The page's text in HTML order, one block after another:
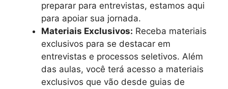
preparar para entrevistas, estamos aqui
para apoiar sua jornada.
Materiais Exclusivos: Receba materiais
exclusivos para se destacar em
entrevistas e processos seletivos. Além
das aulas, você terá acesso a materiais
exclusivos que vão desde guias de